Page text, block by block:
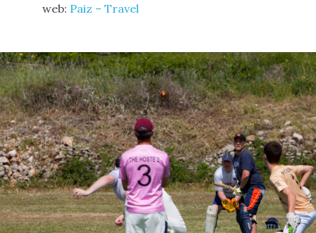
web: Paiz – Travel